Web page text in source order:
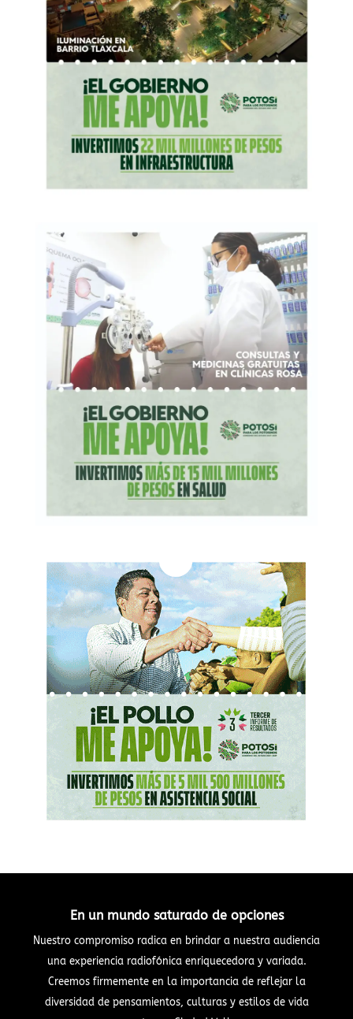
En un mundo saturado de opciones
Nuestro compromiso radica en brindar a nuestra audiencia
una experiencia radiofónica enriquecedora y variada.
Creemos firmemente en la importancia de reflejar la
diversidad de pensamientos, culturas y estilos de vida